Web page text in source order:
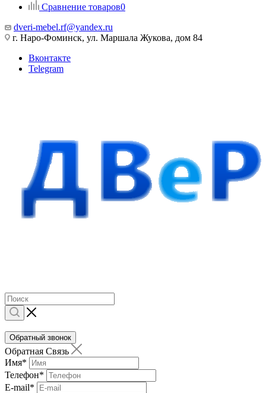
Сравнение товаров0
dveri-mebel.rf@yandex.ru
г. Наро-Фоминск, ул. Маршала Жукова, дом 84
Вконтакте
Telegram
Обратный звонок
Обратная Связь
Имя*
Телефон*
E-mail*